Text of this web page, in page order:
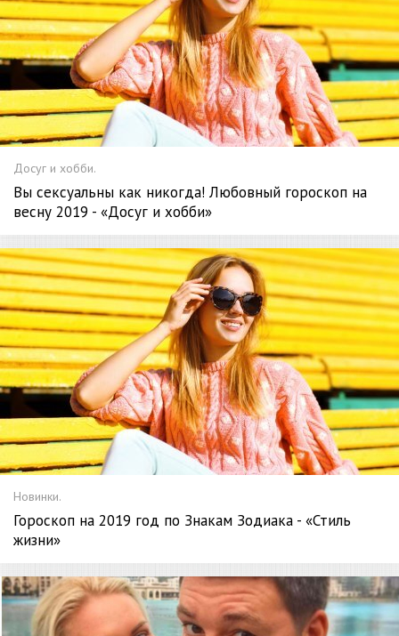
Досуг и хобби.
Вы сексуальны как никогда! Любовный гороскоп на
весну 2019 - «Досуг и хобби»
Новинки.
Гороскоп на 2019 год по Знакам Зодиака - «Стиль
жизни»